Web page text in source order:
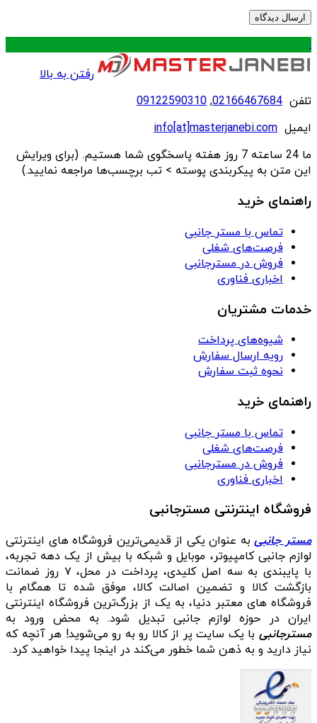
.
رفتن به بالا
تلفن 02166467684
,
09122590310
ایمیل info[at]masterjanebi.com
ما 24 ساعته 7 روز هفته پاسخگوی شما هستیم. (برای ویرایش
این متن به پیکربندی پوسته > تب برچسب‌ها مراجعه نمایید.)
راهنمای خرید
تماس با مستر جانبی
فرصت‌های شغلی
فروش در مسترجانبی
اخباری فناوری
خدمات مشتریان
شیوه‌های پرداخت
رویه ارسال سفارش
نحوه ثبت سفارش
راهنمای خرید
تماس با مستر جانبی
فرصت‌های شغلی
فروش در مسترجانبی
اخباری فناوری
فروشگاه اینترنتی مسترجانبی
مستر جانبیبه عنوان یکی از قدیمی‌ترین فروشگاه های اینترنتی
لوازم جانبی کامپیوتر، موبایل و شبکه با بیش از یک دهه تجربه،
با پایبندی به سه اصل کلیدی، پرداخت در محل، ۷ روز ضمانت
بازگشت کالا و تضمین اصالت کالا، موفق شده تا همگام با
فروشگاه‌ های معتبر دنیا، به یک از بزرگ‌ترین فروشگاه اینترنتی
ایران در حوزه لوازم جانبی تبدیل شود. به محض ورود به
مسترجانبی با یک سایت پر از کالا رو به رو می‌شوید! هر آنچه که
نیاز دارید و به ذهن شما خطور می‌کند در اینجا پیدا خواهید کرد.